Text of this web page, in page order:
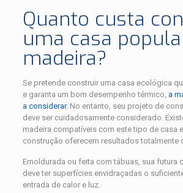
Quanto custa
uma casa
madeira?
Se pretende construir uma casa ecológica
e garanta um bom desempenho térmico, a
a considerar. No entanto, seu projeto de
deve ser cuidadosamente considerado.
madeira compatíveis com este tipo de casa
construção oferecem resultados totalmente
Emoldurada ou feita com tábuas, sua futura
deve ter superfícies envidraçadas o
entrada de calor e luz.